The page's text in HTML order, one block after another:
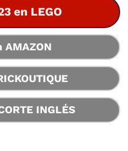
en LEGO
AMAZON
INGLÉS